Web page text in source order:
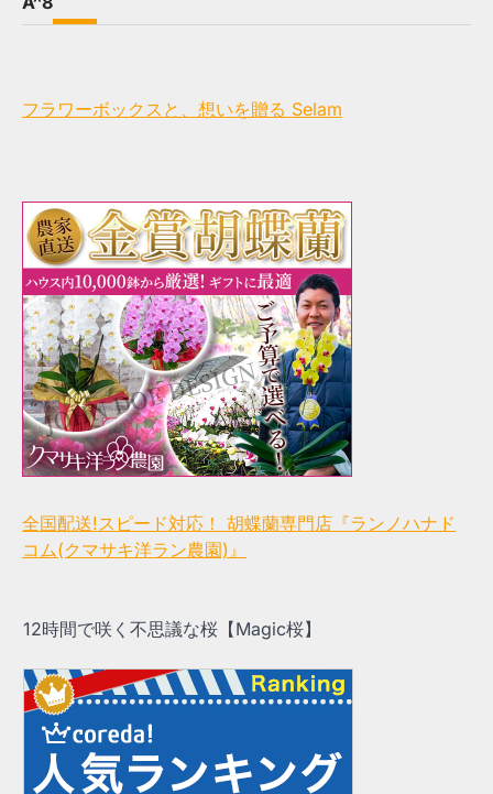
フラワーボックスと、想いを贈る Selam
全国配送!スピード対応！ 胡蝶蘭専門店『ランノハナド
コム(クマサキ洋ラン農園)』
12時間で咲く不思議な桜【Magic桜】